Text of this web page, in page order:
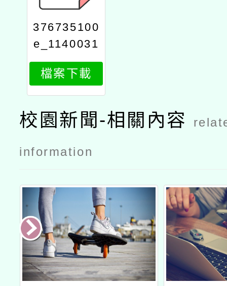
376735100
e_1140031
413_attach
1
檔案下載
校園新聞-相關內容
information